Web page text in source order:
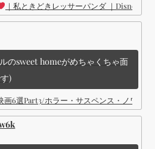
｜私ときどきレッサーパンダ ｜Disney (
のsweet homeがめちゃくちゃ面
)
画6選Part3/ホラー・サスペンス・ノワー